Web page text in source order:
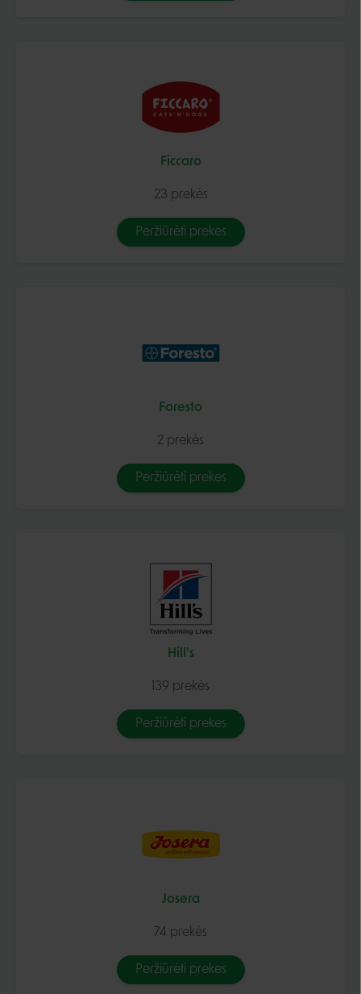
Ficcaro
23 prekės
Peržiūrėti prekes
Foresto
2 prekės
Peržiūrėti prekes
Hill's
139 prekės
Peržiūrėti prekes
Josera
74 prekės
Peržiūrėti prekes